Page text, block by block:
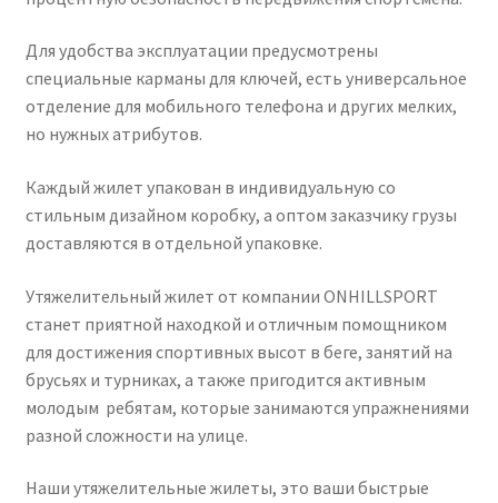
Для удобства эксплуатации предусмотрены
специальные карманы для ключей, есть универсальное
отделение для мобильного телефона и других мелких,
но нужных атрибутов.
Каждый жилет упакован в индивидуальную со
стильным дизайном коробку, а оптом заказчику грузы
доставляются в отдельной упаковке.
Утяжелительный жилет от компании ONHILLSPORT
станет приятной находкой и отличным помощником
для достижения спортивных высот в беге, занятий на
брусьях и турниках, а также пригодится активным
молодым ребятам, которые занимаются упражнениями
разной сложности на улице.
Наши утяжелительные жилеты, это ваши быстрые